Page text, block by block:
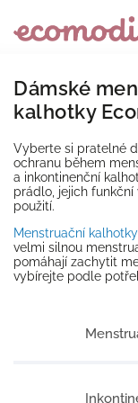
Dámské
kalhotky
Vyberte si pratelné
ochranu během
a inkontinenční
prádlo, jejich funkční
použití.
Menstruační kalhotky
velmi silnou
pomáhají zachytit
vybírejte podle